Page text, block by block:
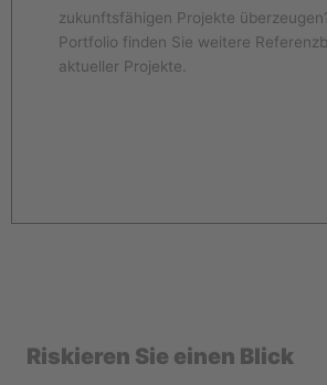
zukunftsfähigen Projekte
Portfolio finden Sie weitere
aktueller Projekte.
Riskieren Sie einen Blick